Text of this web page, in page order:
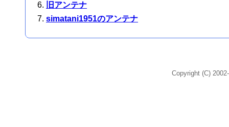
旧アンテナ
simatani1951のアンテナ
Copyright (C)